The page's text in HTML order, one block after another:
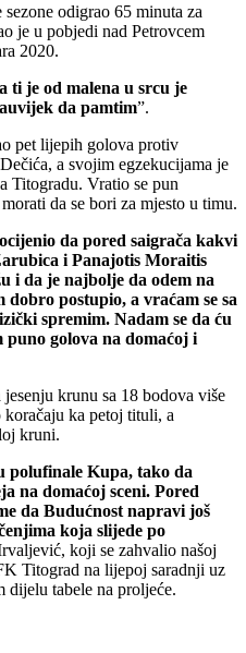
odigrao 65 minuta za
je u pobjedi nad Petrovcem
2020.
ti je od malena u srcu je
da pamtim”.
pet lijepih golova protiv
a svojim egzekucijama je
Titogradu. Vratio se pun
da se bori za mjesto u timu.
da pored saigrača kakvi
i Panajotis Moraitis
i da je najbolje da odem na
dobro postupio, a vraćam se sa
spremim. Nadam se da ću
puno golova na domaćoj i
krunu sa 18 bodova više
ka petoj tituli, a
kruni.
polufinale Kupa, tako da
na domaćoj sceni. Pored
da Budućnost napravi još
koja slijede po
koji se zahvalio našoj
Titograd na lijepoj saradnji uz
dijelu tabele na proljeće.